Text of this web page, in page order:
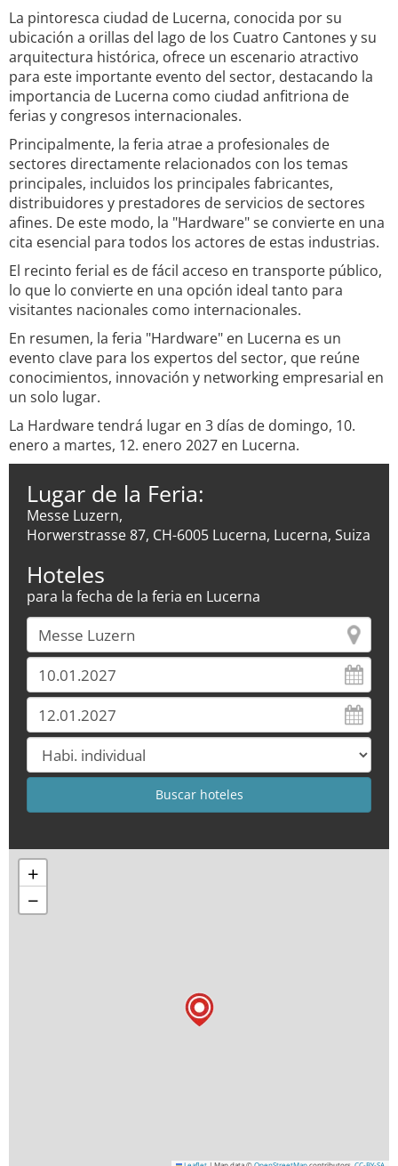
La pintoresca ciudad de Lucerna, conocida por su
ubicación a orillas del lago de los Cuatro Cantones y su
arquitectura histórica, ofrece un escenario atractivo
para este importante evento del sector, destacando la
importancia de Lucerna como ciudad anfitriona de
ferias y congresos internacionales.
Principalmente, la feria atrae a profesionales de
sectores directamente relacionados con los temas
principales, incluidos los principales fabricantes,
distribuidores y prestadores de servicios de sectores
afines. De este modo, la "Hardware" se convierte en una
cita esencial para todos los actores de estas industrias.
El recinto ferial es de fácil acceso en transporte público,
lo que lo convierte en una opción ideal tanto para
visitantes nacionales como internacionales.
En resumen, la feria "Hardware" en Lucerna es un
evento clave para los expertos del sector, que reúne
conocimientos, innovación y networking empresarial en
un solo lugar.
La Hardware tendrá lugar en 3 días de domingo, 10.
enero a martes, 12. enero 2027 en Lucerna.
Lugar de la Feria:
Messe Luzern,
Horwerstrasse 87, CH-6005 Lucerna, Lucerna, Suiza
Hoteles
para la fecha de la feria en Lucerna
+
−